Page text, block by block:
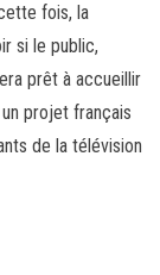
fois, la
si le public,
prêt à accueillir
projet français
de la télévision